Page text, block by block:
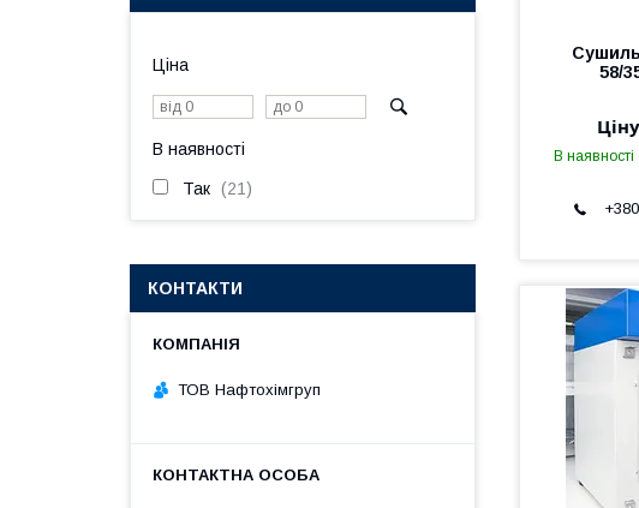
58/
В наявності
Ціна
В наявності
Так 21
КОНТАКТИ
ТОВ Нафтохімгруп